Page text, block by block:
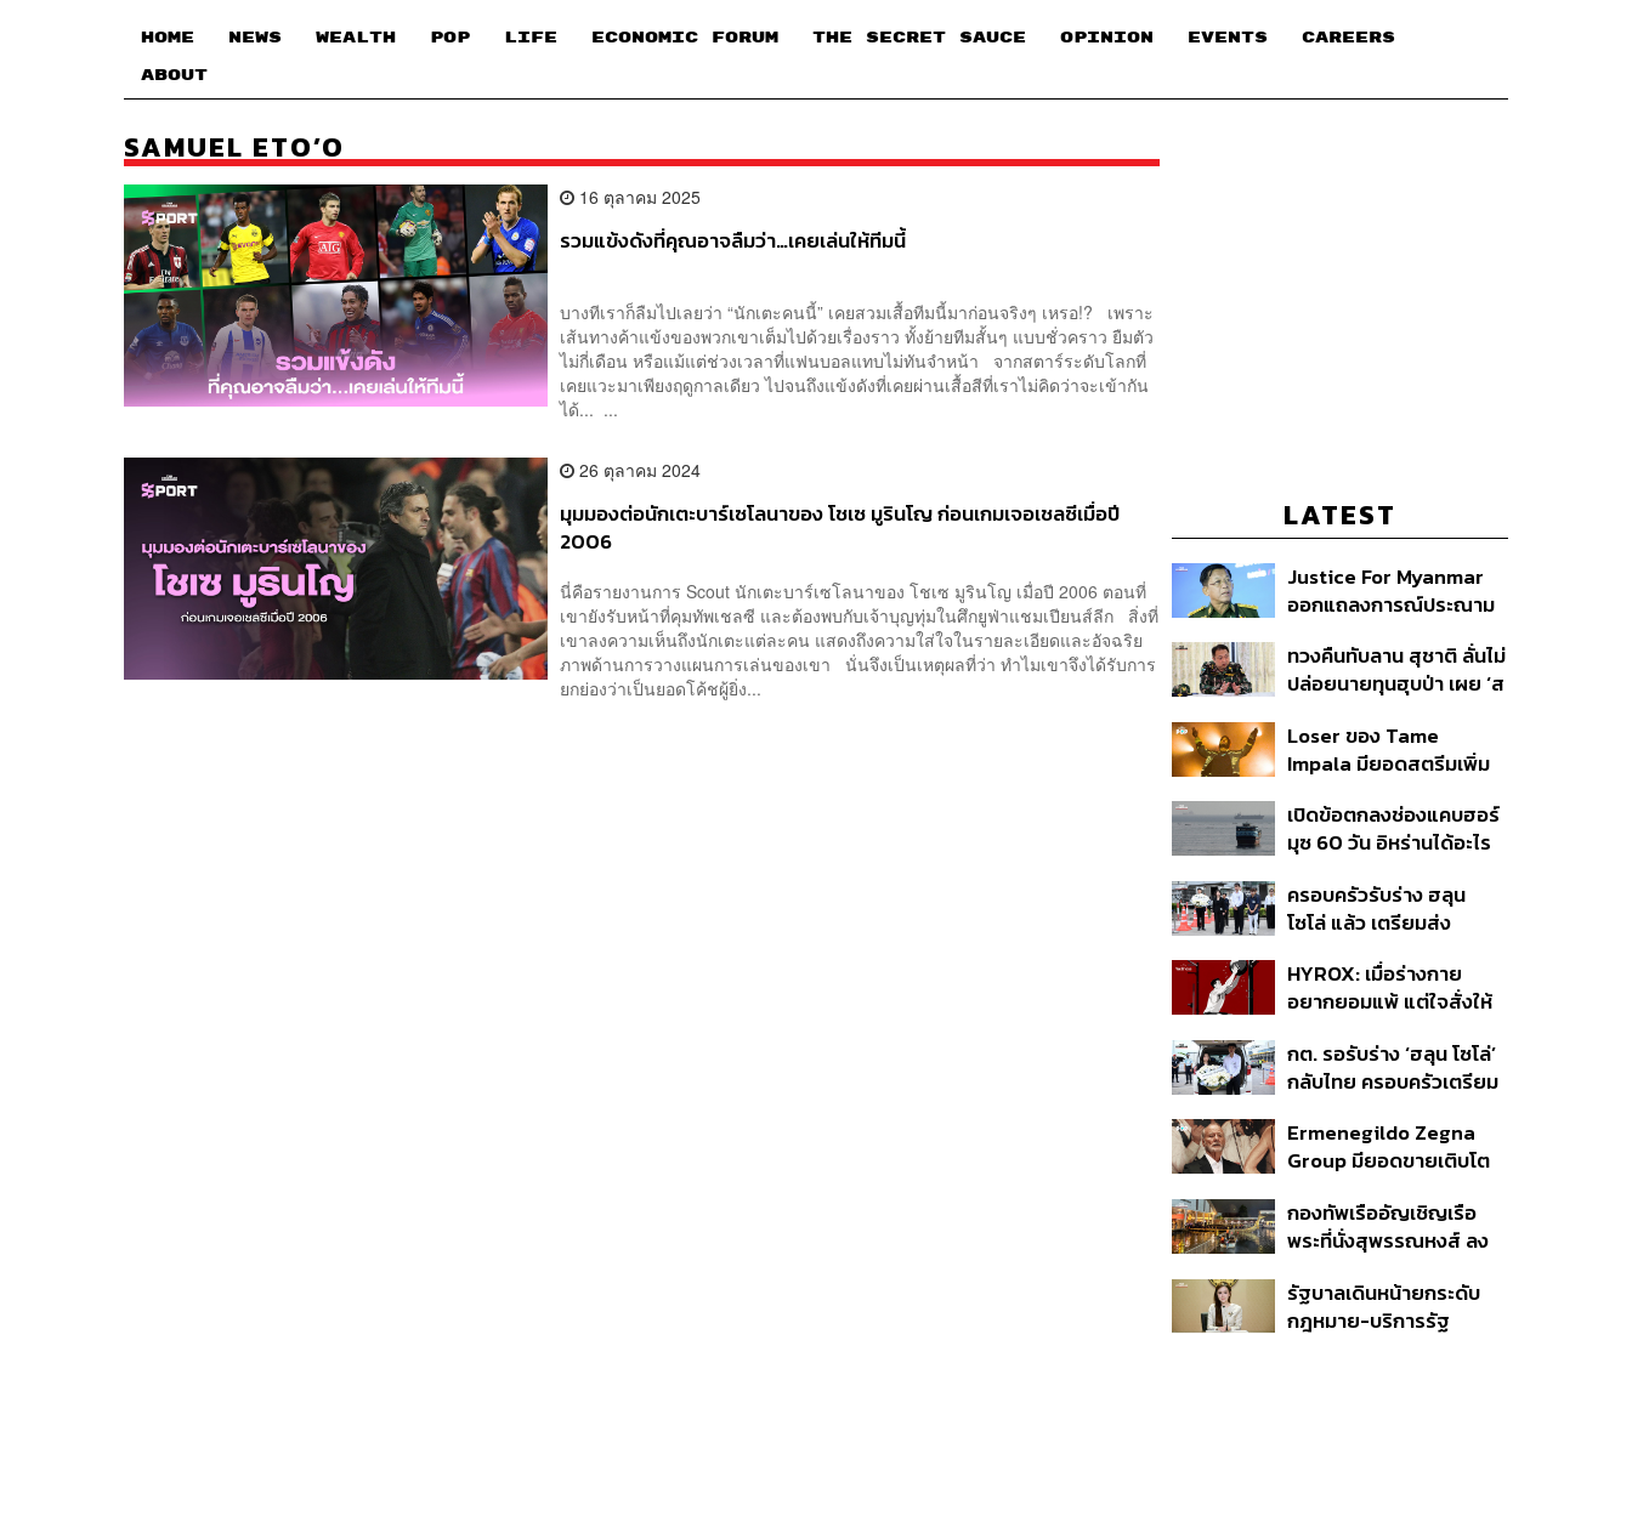
HOME NEWS WEALTH POP LIFE ECONOMIC FORUM THE SECRET SAUCE​ OPINION EVENTS CAREERS
ABOUT
SAMUEL ETO’O
16 ตุลาคม 2025
รวมแข้งดังที่คุณอาจลืมว่า…เคยเล่นให้ทีมนี้
บางทีเราก็ลืมไปเลยว่า “นักเตะคนนี้” เคยสวมเสื้อทีมนี้มาก่อนจริงๆ เหรอ!? เพราะ
เส้นทางค้าแข้งของพวกเขาเต็มไปด้วยเรื่องราว ทั้งย้ายทีมสั้นๆ แบบชั่วคราว ยืมตัว
ไม่กี่เดือน หรือแม้แต่ช่วงเวลาที่แฟนบอลแทบไม่ทันจำหน้า จากสตาร์ระดับโลกที่
เคยแวะมาเพียงฤดูกาลเดียว ไปจนถึงแข้งดังที่เคยผ่านเสื้อสีที่เราไม่คิดว่าจะเข้ากัน
ได้... ...
26 ตุลาคม 2024
มุมมองต่อนักเตะบาร์เซโลนาของ โชเซ มูรินโญ ก่อนเกมเจอเชลซีเมื่อปี
2006
นี่คือรายงานการ Scout นักเตะบาร์เซโลนาของ โชเซ มูรินโญ เมื่อปี 2006 ตอนที่
เขายังรับหน้าที่คุมทัพเชลซี และต้องพบกับเจ้าบุญทุ่มในศึกยูฟ่าแชมเปียนส์ลีก สิ่งที่
เขาลงความเห็นถึงนักเตะแต่ละคน แสดงถึงความใส่ใจในรายละเอียดและอัจฉริย
ภาพด้านการวางแผนการเล่นของเขา นั่นจึงเป็นเหตุผลที่ว่า ทำไมเขาจึงได้รับการ
ยกย่องว่าเป็นยอดโค้ชผู้ยิ่ง...
LATEST
Justice For Myanmar
ออกแถลงการณ์ประณาม
หล่ายเยือน เรียกร้องหยุด
ให้ความชอบธรรมรัฐบาล
ทวงคืนทับลาน สุชาติ ลั่นไม่
ปล่อยนายทุนฮุบป่า เผย ‘ส
40% เตือนผู้ฝ่าฝืนเจอขั้น
เด็ดขาด
Loser ของ Tame
Impala มียอดสตรีมเพิ่ม
ประกอบ Spider-Man
เปิดข้อตกลงช่องแคบฮอร์
มุซ 60 วัน อิหร่านได้อะไร
ครอบครัวรับร่าง ฮลุน
โซโล่ แล้ว เตรียมส่ง
ชีวิต
HYROX: เมื่อร่างกาย
อยากยอมแพ้ แต่ใจสั่งให้
Self-Commitment ที่น่า
ลอง
กต. รอรับร่าง ‘ฮลุน โซโล่’
กลับไทย ครอบครัวเตรียม
Ermenegildo Zegna
Group มียอดขายเติบโต
ของปีนี้
กองทัพเรืออัญเชิญเรือ
พระที่นั่งสุพรรณหงส์ ลง
พยุหยาตราทางชลมารค ปี
2569
รัฐบาลเดินหน้ายกระดับ
กฎหมาย-บริการรัฐ